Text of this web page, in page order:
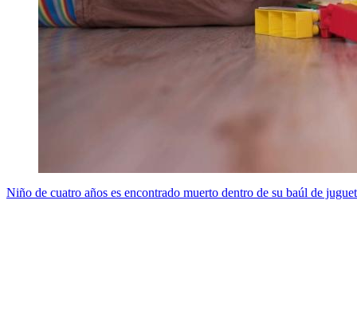
Niño de cuatro años es encontrado muerto dentro de su baúl de